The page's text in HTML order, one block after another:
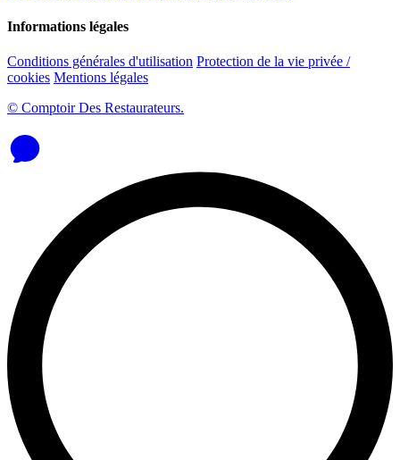
Informations légales
Conditions générales d'utilisation Protection de la vie privée /
cookies Mentions légales
© Comptoir Des Restaurateurs.